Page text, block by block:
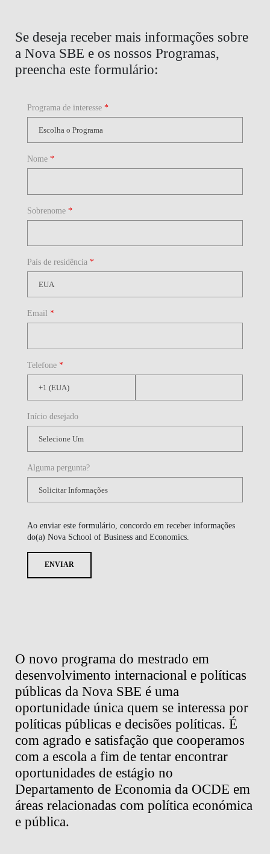
Se deseja receber mais informações sobre
a Nova SBE e os nossos Programas,
preencha este formulário:
Programa de interesse *
Nome *
Sobrenome *
País de residência *
Email *
Telefone *
Início desejado
Alguma pergunta?
Ao enviar este formulário, concordo em receber informações
do(a) Nova School of Business and Economics.
ENVIAR
O novo programa do mestrado em
desenvolvimento internacional e políticas
públicas da Nova SBE é uma
oportunidade única quem se interessa por
políticas públicas e decisões políticas. É
com agrado e satisfação que cooperamos
com a escola a fim de tentar encontrar
oportunidades de estágio no
Departamento de Economia da OCDE em
áreas relacionadas com política económica
e pública.